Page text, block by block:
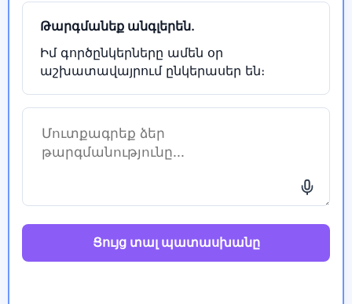
Թարգմանեք անգլերեն.
Իմ գործընկերները ամեն օր
աշխատավայրում ընկերասեր են։
Ցույց տալ պատասխանը